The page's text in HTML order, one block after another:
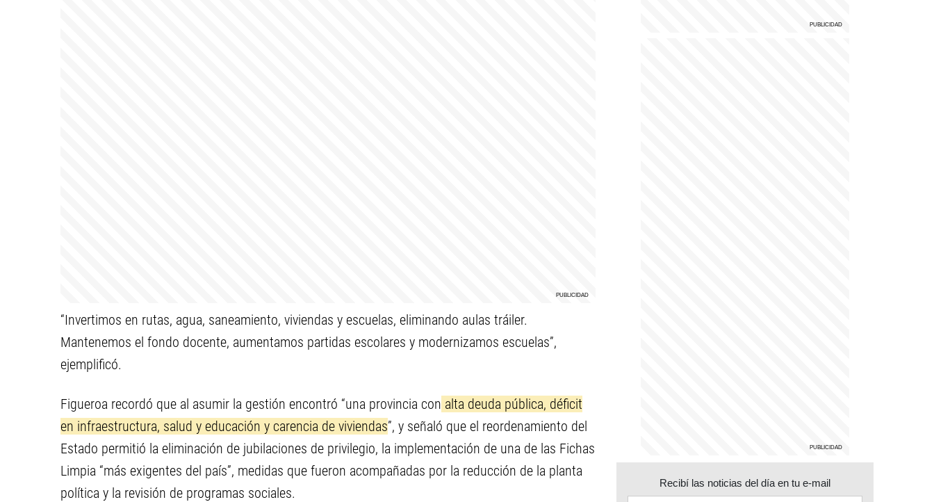
“Invertimos en rutas, agua, saneamiento, viviendas y escuelas, eliminando aulas tráiler.
Mantenemos el fondo docente, aumentamos partidas escolares y modernizamos escuelas”,
ejemplificó.
Figueroa recordó que al asumir la gestión encontró “una provincia con alta deuda pública, déficit
en infraestructura, salud y educación y carencia de viviendas”, y señaló que el reordenamiento del
Estado permitió la eliminación de jubilaciones de privilegio, la implementación de una de las Fichas
Limpia “más exigentes del país”, medidas que fueron acompañadas por la reducción de la planta
política y la revisión de programas sociales.
Recibí las noticias del día en tu e-mail